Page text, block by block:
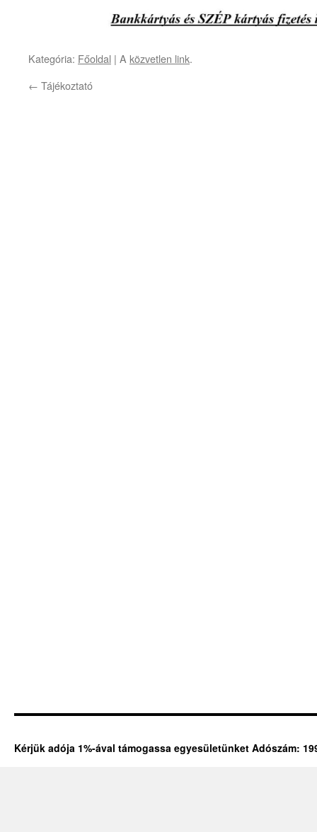
Kategória: Főoldal | A közvetlen link.
← Tájékoztató
Kérjük adója 1%-ával támogassa egyesületünket Adószám: